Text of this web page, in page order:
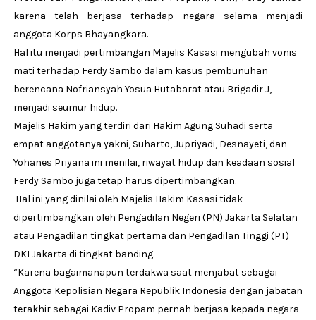
karena telah berjasa terhadap negara selama menjadi
anggota Korps Bhayangkara.
Hal itu menjadi pertimbangan Majelis Kasasi mengubah vonis
mati terhadap Ferdy Sambo dalam kasus pembunuhan
berencana Nofriansyah Yosua Hutabarat atau Brigadir J,
menjadi seumur hidup.
Majelis Hakim yang terdiri dari Hakim Agung Suhadi serta
empat anggotanya yakni, Suharto, Jupriyadi, Desnayeti, dan
Yohanes Priyana ini menilai, riwayat hidup dan keadaan sosial
Ferdy Sambo juga tetap harus dipertimbangkan.
Hal ini yang dinilai oleh Majelis Hakim Kasasi tidak
dipertimbangkan oleh Pengadilan Negeri (PN) Jakarta Selatan
atau Pengadilan tingkat pertama dan Pengadilan Tinggi (PT)
DKI Jakarta di tingkat banding.
“Karena bagaimanapun terdakwa saat menjabat sebagai
Anggota Kepolisian Negara Republik Indonesia dengan jabatan
terakhir sebagai Kadiv Propam pernah berjasa kepada negara